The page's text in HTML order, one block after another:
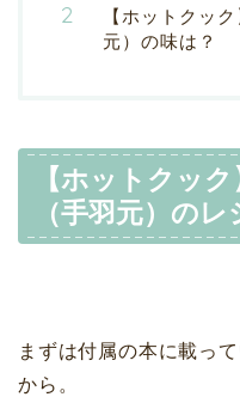
【ホットクッ
元）の味は？
【ホットクッ
（手羽元）のレ
まずは付属の本に載っ
から。